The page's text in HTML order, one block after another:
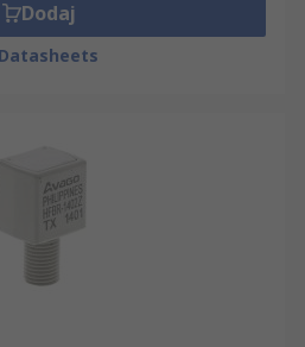
Dodaj
Datasheets